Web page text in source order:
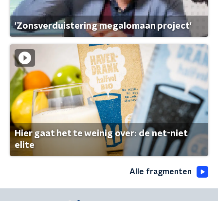
'Zonsverduistering megalomaan project'
Hier gaat het te weinig over: de net-niet
elite
Alle fragmenten